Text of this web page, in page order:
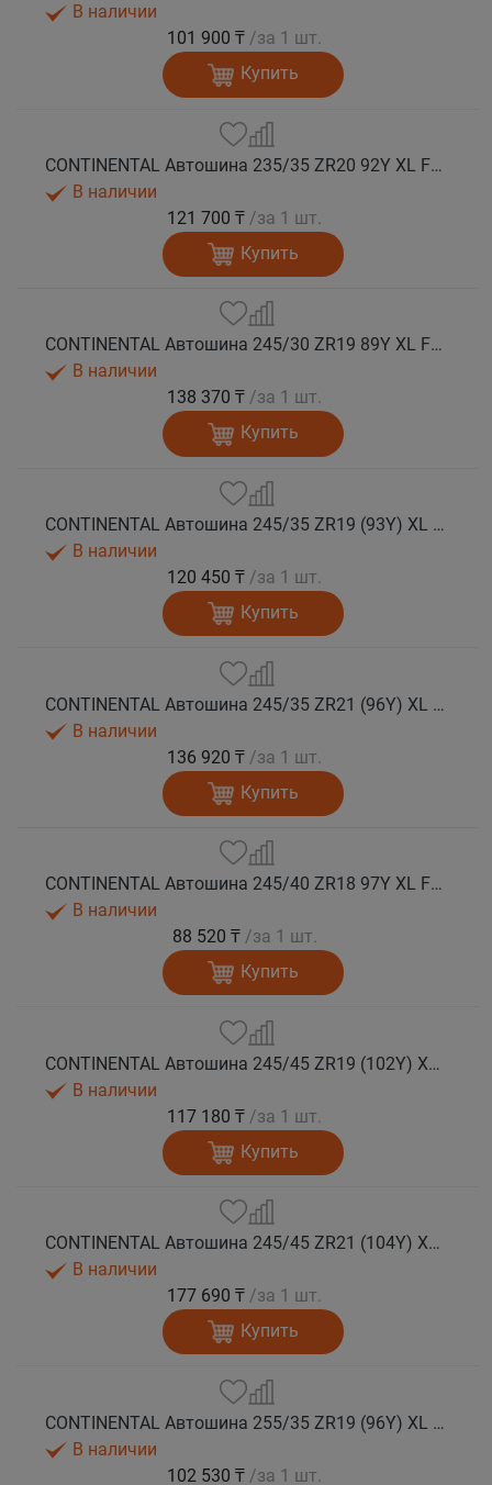
В наличии
101 900 ₸ /за 1 шт.
Купить
CONTINENTAL Автошина 235/35 ZR20 92Y XL FR SportContact 7 лето
В наличии
121 700 ₸ /за 1 шт.
Купить
CONTINENTAL Автошина 245/30 ZR19 89Y XL FR SportContact 7 лето
В наличии
138 370 ₸ /за 1 шт.
Купить
CONTINENTAL Автошина 245/35 ZR19 (93Y) XL FR SportContact 7 лето
В наличии
120 450 ₸ /за 1 шт.
Купить
CONTINENTAL Автошина 245/35 ZR21 (96Y) XL FR SportContact 7 MGT лето
В наличии
136 920 ₸ /за 1 шт.
Купить
CONTINENTAL Автошина 245/40 ZR18 97Y XL FR SportContact 7 лето
В наличии
88 520 ₸ /за 1 шт.
Купить
CONTINENTAL Автошина 245/45 ZR19 (102Y) XL FR SportContact 7 лето
В наличии
117 180 ₸ /за 1 шт.
Купить
CONTINENTAL Автошина 245/45 ZR21 (104Y) XL FR SportContact 7 лето
В наличии
177 690 ₸ /за 1 шт.
Купить
CONTINENTAL Автошина 255/35 ZR19 (96Y) XL FR SportContact 7 лето
В наличии
102 530 ₸ /за 1 шт.